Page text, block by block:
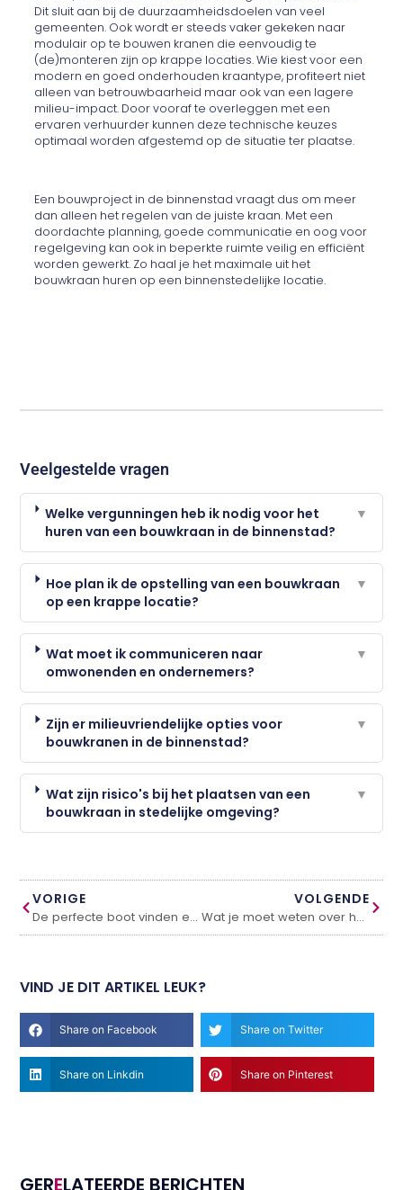
Dit sluit aan bij de duurzaamheidsdoelen van veel
gemeenten. Ook wordt er steeds vaker gekeken naar
modulair op te bouwen kranen die eenvoudig te
(de)monteren zijn op krappe locaties. Wie kiest voor een
modern en goed onderhouden kraantype, profiteert niet
alleen van betrouwbaarheid maar ook van een lagere
milieu-impact. Door vooraf te overleggen met een
ervaren verhuurder kunnen deze technische keuzes
optimaal worden afgestemd op de situatie ter plaatse.
Een bouwproject in de binnenstad vraagt dus om meer
dan alleen het regelen van de juiste kraan. Met een
doordachte planning, goede communicatie en oog voor
regelgeving kan ook in beperkte ruimte veilig en efficiënt
worden gewerkt. Zo haal je het maximale uit het
bouwkraan huren op een binnenstedelijke locatie.
Veelgestelde vragen
Welke vergunningen heb ik nodig voor het
huren van een bouwkraan in de binnenstad?
▼
Hoe plan ik de opstelling van een bouwkraan
op een krappe locatie?
▼
Wat moet ik communiceren naar
omwonenden en ondernemers?
▼
Zijn er milieuvriendelijke opties voor
bouwkranen in de binnenstad?
▼
Wat zijn risico's bij het plaatsen van een
bouwkraan in stedelijke omgeving?
▼
VORIGE
De perfecte boot vinden en wat je moet weten voor de aankoop
VOLGENDE
Wat je moet weten over het huren van een camper voor je eerste roadtrip
VIND JE DIT ARTIKEL LEUK?
Share on Facebook Share on Twitter
Share on Linkdin Share on Pinterest
GERELATEERDE BERICHTEN